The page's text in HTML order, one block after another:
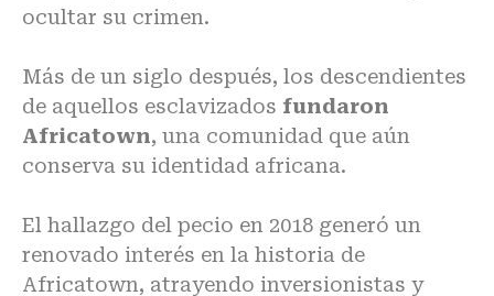
ocultar su crimen.
Más de un siglo después, los descendientes
de aquellos esclavizados fundaron
Africatown, una comunidad que aún
conserva su identidad africana.
El hallazgo del pecio en 2018 generó un
renovado interés en la historia de
Africatown, atrayendo inversionistas y